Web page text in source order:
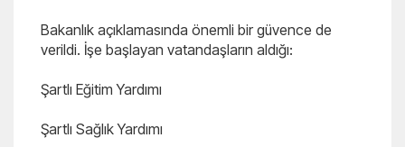
Bakanlık açıklamasında önemli bir güvence de
verildi. İşe başlayan vatandaşların aldığı:
Şartlı Eğitim Yardımı
Şartlı Sağlık Yardımı